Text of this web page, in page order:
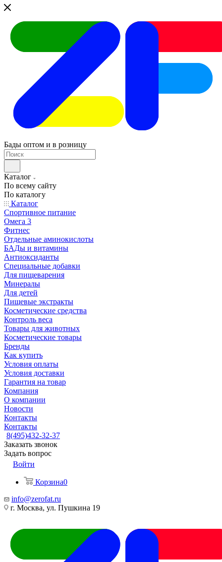
Бады оптом и в розницу
Каталог
По всему сайту
По каталогу
Каталог
Спортивное питание
Омега 3
Фитнес
Отдельные аминокислоты
БАДы и витамины
Антиоксиданты
Специальные добавки
Для пищеварения
Минералы
Для детей
Пищевые экстракты
Косметические средства
Контроль веса
Товары для животных
Косметические товары
Бренды
Как купить
Условия оплаты
Условия доставки
Гарантия на товар
Компания
О компании
Новости
Контакты
Контакты
8(495)432-32-37
Заказать звонок
Задать вопрос
Войти
Корзина0
info@zerofat.ru
г. Москва, ул. Пушкина 19